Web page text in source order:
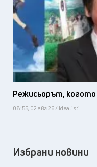
Режисьорът, когото
08:55, 02 авг 26 / Idealisti
Избрани новини